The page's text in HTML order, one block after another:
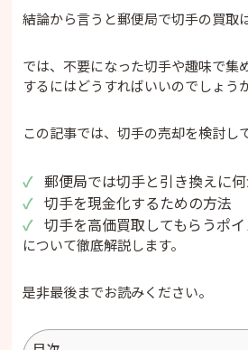
結論から言うと郵便局で切手の買取
では、不要になった切手や趣味で集
するにはどうすればいいのでしょう
この記事では、切手の売却を検討し
郵便局では切手と引き換えに
切手を現金化するための方法
切手を高価買取してもらうポ
について徹底解説します。
是非最後までお読みください。